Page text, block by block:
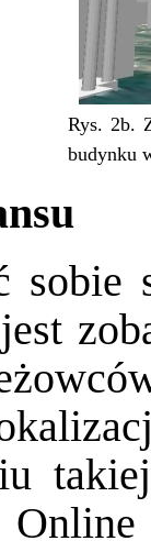
Rys. 2b.
budynku
sobie
Online